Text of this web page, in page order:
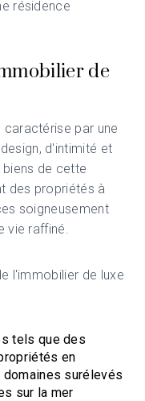
résidence
de
caractérise par une
d'intimité et
de cette
des propriétés à
soigneusement
vie raffiné.
l'immobilier de luxe
tels que des
en
surélevés
sur la mer